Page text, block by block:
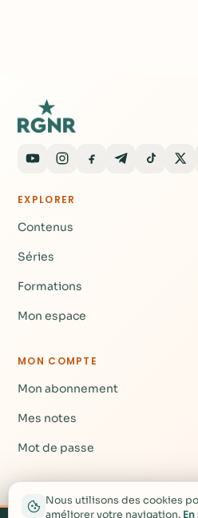
Nous utilisons des cookies
améliorer votre navigation.
EXPLORER
Contenus
Séries
Formations
Mon espace
MON COMPTE
Mon abonnement
Mes notes
Mot de passe